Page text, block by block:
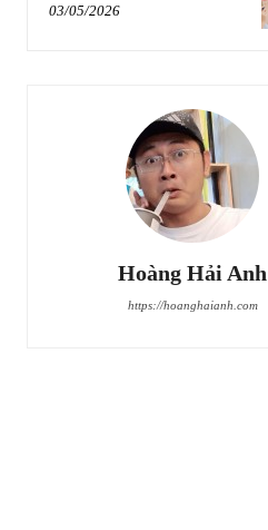
03/05/2026
Hoàng Hải Anh
https://hoanghaianh.com